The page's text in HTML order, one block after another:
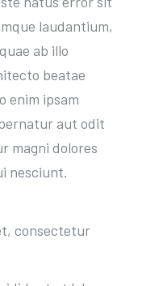
laudantium,
ab illo
beatae
enim ipsam
aut odit
magni dolores
nesciunt.
consectetur